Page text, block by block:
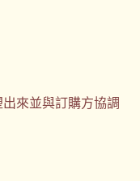
來並與訂購方協調